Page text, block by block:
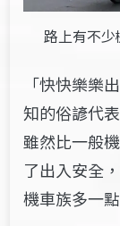
路上有不
「快快樂樂
知的俗諺代
雖然比一般
了出入安全
機車族多一